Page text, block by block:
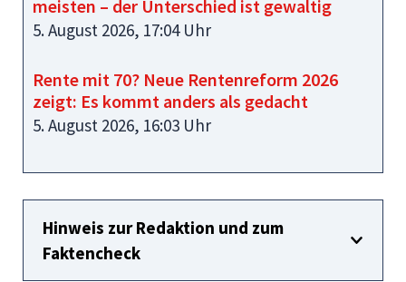
meisten – der Unterschied ist gewaltig
5. August 2026, 17:04 Uhr
Rente mit 70? Neue Rentenreform 2026
zeigt: Es kommt anders als gedacht
5. August 2026, 16:03 Uhr
Hinweis zur Redaktion und zum
Faktencheck